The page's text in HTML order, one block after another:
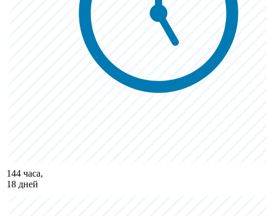
144 часа,
18 дней